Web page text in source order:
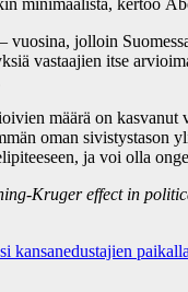
minimaalista, kertoo
jolloin
vastaajien itse
määrä on
oman sivistystason
ja voi olla
Kruger effect in